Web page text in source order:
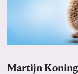
Martijn Koning